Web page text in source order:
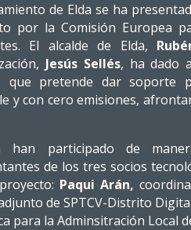
de Elda se ha
por la Comisión Europea
El alcalde de Elda,
Jesús Sellés, ha dado
que pretende dar soporte
y con cero emisiones,
han participado de
de los tres socios
Paqui Arán,
de SPTCV-Distrito
para la Adminsitración Local